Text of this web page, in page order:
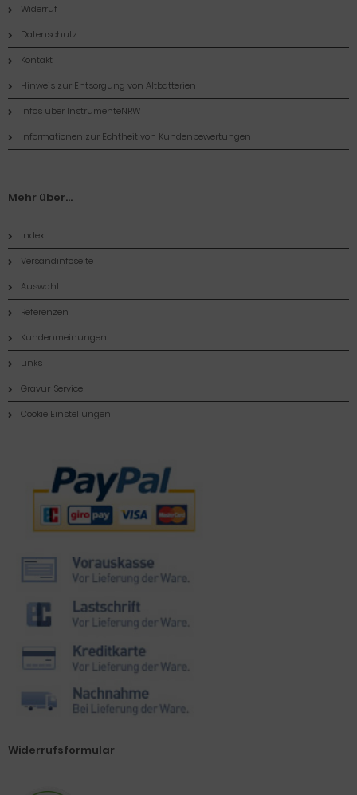
Widerruf
Datenschutz
Kontakt
Hinweis zur Entsorgung von Altbatterien
Infos über InstrumenteNRW
Informationen zur Echtheit von Kundenbewertungen
Mehr über...
Index
Versandinfoseite
Auswahl
Referenzen
Kundenmeinungen
Links
Gravur-Service
Cookie Einstellungen
Zahlungsmethoden
Widerrufsformular